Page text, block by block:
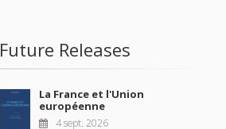
Future Releases
La France et l'Union
européenne
4 sept. 2026